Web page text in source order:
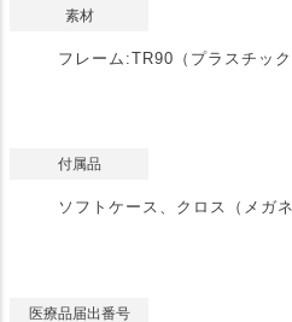
素材
フレーム:TR90（プラスチッ
付属品
ソフトケース、クロス（メガ
医療品届出番号